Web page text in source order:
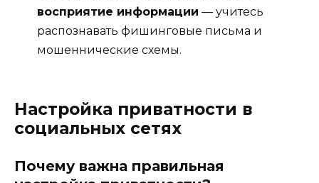
восприятие информации — учитесь
распознавать фишинговые письма и
мошеннические схемы.
Настройка приватности в
социальных сетях
Почему важна правильная